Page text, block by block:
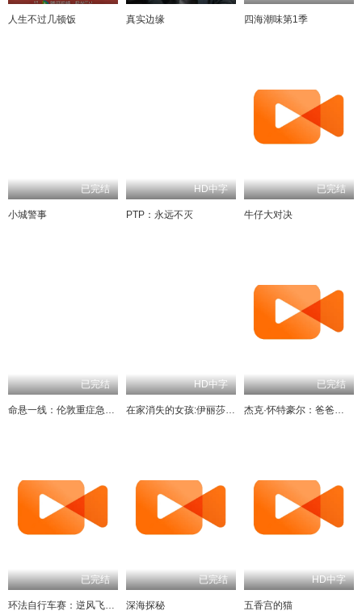
人生不过几顿饭 真实边缘 四海潮味第1季
已完结
小城警事
HD中字
PTP：永远不灭 牛仔大对决
已完结
命悬一线：伦敦重症急救实录
HD中字
在家消失的女孩:伊丽莎白·斯马特绑架案 杰克·怀特豪尔：爸爸教我做爸爸
环法自行车赛：逆风飞驰第三季
已完结
深海探秘
HD中字
五香宫的猫